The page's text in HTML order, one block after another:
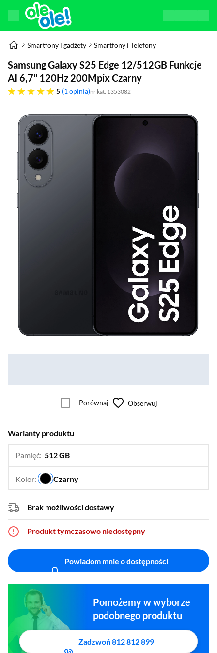
Smartfony i gadżety Smartfony i Telefony
Samsung Galaxy S25 Edge 12/512GB Funkcje
AI 6,7" 120Hz 200Mpix Czarny
5
pięć gwiazdek 1 opinia nr kat. 1353082
Porównaj Obserwuj
Warianty produktu
Pamięć: 512 GB
Kolor: Czarny
…
Brak możliwości dostawy
Produkt tymczasowo niedostępny
Powiadom mnie o dostępności
Pomożemy w wyborze
podobnego produktu
Zadzwoń 812 812 899